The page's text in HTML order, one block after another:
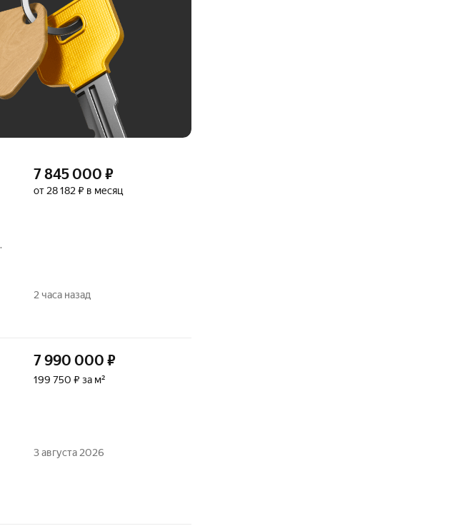
7 845 000 ₽
от 28 182 ₽ в месяц
2 часа назад
7 990 000 ₽
199 750 ₽ за м²
3 августа 2026